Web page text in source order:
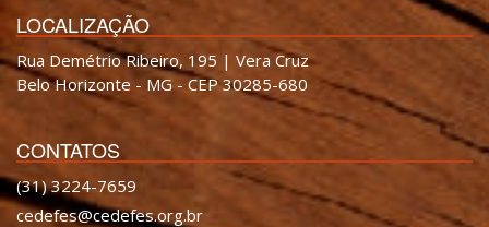
LOCALIZAÇÃO
Rua Demétrio Ribeiro, 195 | Vera Cruz
Belo Horizonte - MG - CEP 30285-680
CONTATOS
(31) 3224-7659
cedefes@cedefes.org.br